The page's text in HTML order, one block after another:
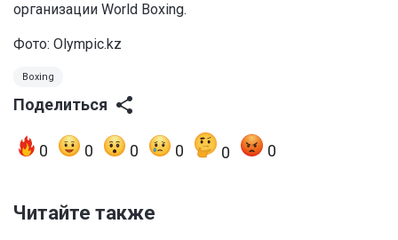
организации World Boxing.
Фото: Olympic.kz
Boxing
Поделиться
0 0 0 0 0 0
Читайте также